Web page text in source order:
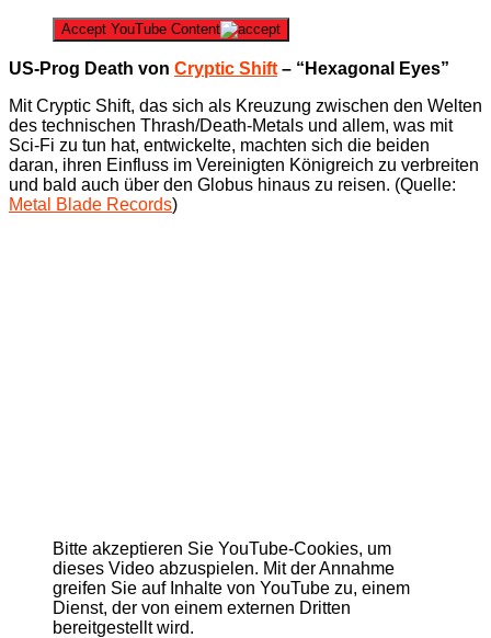
Accept YouTube Content
US-Prog Death von Cryptic Shift – “Hexagonal Eyes”
Mit Cryptic Shift, das sich als Kreuzung zwischen den Welten
des technischen Thrash/Death-Metals und allem, was mit
Sci-Fi zu tun hat, entwickelte, machten sich die beiden
daran, ihren Einfluss im Vereinigten Königreich zu verbreiten
und bald auch über den Globus hinaus zu reisen. (Quelle:
Metal Blade Records)
Bitte akzeptieren Sie YouTube-Cookies, um
dieses Video abzuspielen. Mit der Annahme
greifen Sie auf Inhalte von YouTube zu, einem
Dienst, der von einem externen Dritten
bereitgestellt wird.